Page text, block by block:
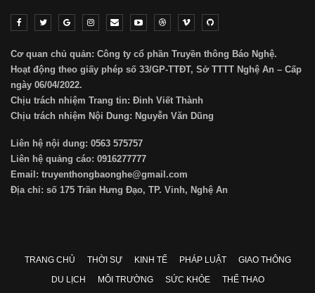
Cơ quan chủ quản: Công ty cổ phần Truyền thông Báo Nghệ.
Hoạt động theo giấy phép số 33/GP-TTĐT, Sở TTTT Nghệ An – Cấp
ngày 06/04/2022.
Chịu trách nhiệm Trang tin: Đinh Viết Thành
Chịu trách nhiệm Nội Dung: Nguyễn Văn Dũng
Liên hệ nội dung: 0563 575757
Liên hệ quảng cáo: 0916277777
Email: truyenthongbaonghe@gmail.com
Địa chỉ: số 175 Trần Hưng Đạo, TP. Vinh, Nghệ An
TRANG CHỦ THỜI SỰ KINH TẾ PHÁP LUẬT
GIAO THÔNG
DU LỊCH
MÔI TRƯỜNG SỨC KHỎE THỂ THAO